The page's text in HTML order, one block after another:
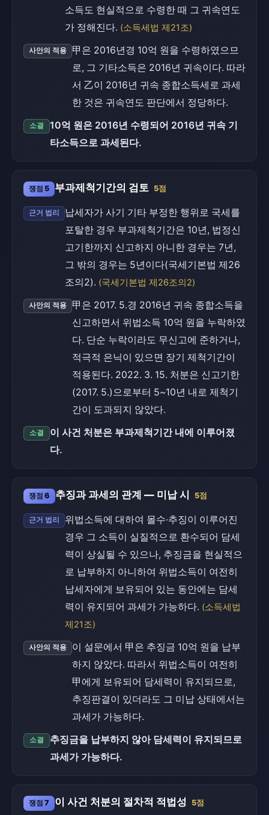
소득도 현실적으로 수령한 때 그 귀속연도
가 정해진다. (소득세법 제21조)
사안의 적용
甲은 2016년경 10억 원을 수령하였으므
로, 그 기타소득은 2016년 귀속이다. 따라
서 乙이 2016년 귀속 종합소득세로 과세
한 것은 귀속연도 판단에서 정당하다.
소결
10억 원은 2016년 수령되어 2016년 귀속 기
타소득으로 과세된다.
쟁점 5 부과제척기간의 검토 5점
근거 법리
납세자가 사기 기타 부정한 행위로 국세를
포탈한 경우 부과제척기간은 10년, 법정신
고기한까지 신고하지 아니한 경우는 7년,
그 밖의 경우는 5년이다(국세기본법 제26
조의2). (국세기본법 제26조의2)
사안의 적용
甲은 2017. 5.경 2016년 귀속 종합소득을
신고하면서 위법소득 10억 원을 누락하였
다. 단순 누락이라도 무신고에 준하거나,
적극적 은닉이 있으면 장기 제척기간이
적용된다. 2022. 3. 15. 처분은 신고기한
(2017. 5.)으로부터 5~10년 내로 제척기
간이 도과되지 않았다.
소결
이 사건 처분은 부과제척기간 내에 이루어졌
다.
쟁점 6 추징과 과세의 관계 — 미납 시 5점
근거 법리
위법소득에 대하여 몰수·추징이 이루어진
경우 그 소득이 실질적으로 환수되어 담세
력이 상실될 수 있으나, 추징금을 현실적으
로 납부하지 아니하여 위법소득이 여전히
납세자에게 보유되어 있는 동안에는 담세
력이 유지되어 과세가 가능하다. (소득세법
제21조)
사안의 적용
이 설문에서 甲은 추징금 10억 원을 납부
하지 않았다. 따라서 위법소득이 여전히
甲에게 보유되어 담세력이 유지되므로,
추징판결이 있더라도 그 미납 상태에서는
과세가 가능하다.
소결
추징금을 납부하지 않아 담세력이 유지되므로
과세가 가능하다.
쟁점 7 이 사건 처분의 절차적 적법성 5점